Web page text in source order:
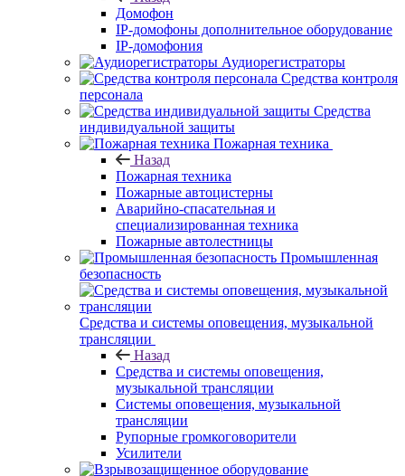
Домофон
IP-домофоны дополнительное оборудование
IP-домофония
Аудиорегистраторы
Средства контроля
персонала
Средства
индивидуальной защиты
Пожарная техника
Назад
Пожарная техника
Пожарные автоцистерны
Аварийно-спасательная и
специализированная техника
Пожарные автолестницы
Промышленная
безопасность
Средства и системы оповещения, музыкальной
трансляции
Назад
Средства и системы оповещения,
музыкальной трансляции
Системы оповещения, музыкальной
трансляции
Рупорные громкоговорители
Усилители